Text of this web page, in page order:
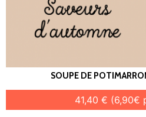
SOUPE DE
41,40 € (6,90€